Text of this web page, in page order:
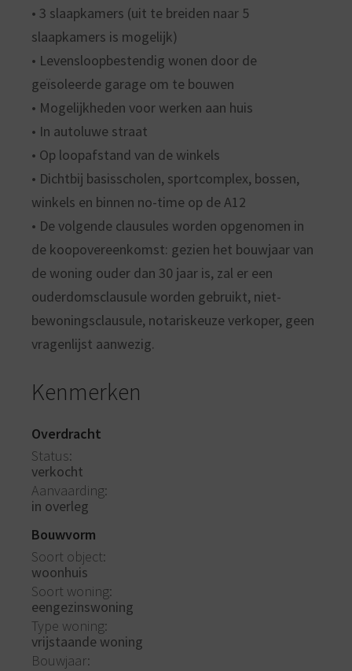
• 3 slaapkamers (uit te breiden naar 5
slaapkamers is mogelijk)
• Levensloopbestendig wonen door de
geïsoleerde garage om te bouwen
• Mogelijkheden voor werken aan huis
• In autoluwe straat
• Op loopafstand van de winkels
• Dichtbij basisscholen, sportcomplex, bossen,
winkels en binnen no-time op de A12
• De volgende clausules worden opgenomen in
de koopovereenkomst: gezien het bouwjaar van
de woning ouder dan 30 jaar is, zal er een
ouderdomsclausule worden gebruikt, niet-
bewoningsclausule, notariskeuze verkoper, geen
vragenlijst aanwezig.
Kenmerken
Overdracht
Status
verkocht
Aanvaarding
in overleg
Bouwvorm
Soort object
woonhuis
Soort woning
eengezinswoning
Type woning
vrijstaande woning
Bouwjaar